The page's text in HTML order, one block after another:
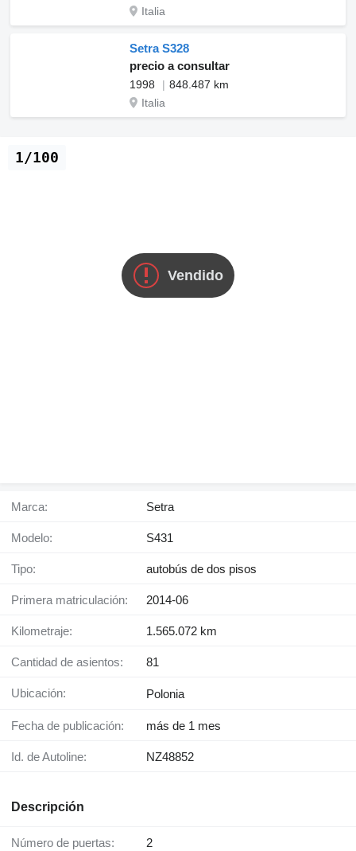
Italia
Setra S328
precio a consultar
1998
848.487 km
Italia
Vendido
1/100
Marca: Setra
Modelo: S431
Tipo: autobús de dos pisos
Primera matriculación: 2014-06
Kilometraje: 1.565.072 km
Cantidad de asientos: 81
Ubicación: Polonia
Fecha de publicación: más de 1 mes
Id. de Autoline: NZ48852
Descripción
Número de puertas: 2